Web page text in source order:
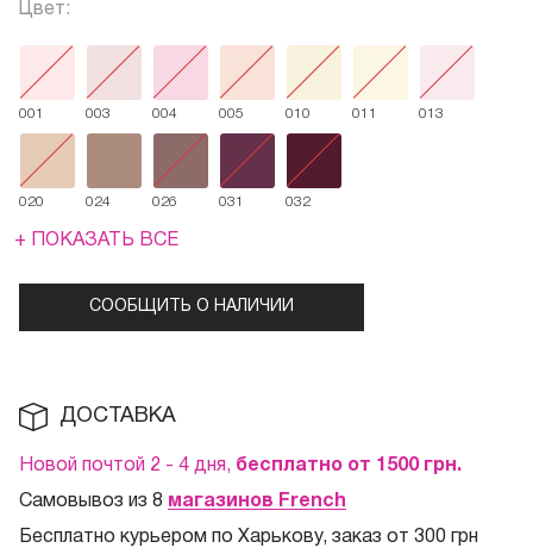
Цвет:
001 003 004 005 010 011 013
020 024 026 031 032
+ ПОКАЗАТЬ ВСЕ
СООБЩИТЬ О НАЛИЧИИ
ДОСТАВКА
Новой почтой 2 - 4 дня, бесплатно от 1500 грн.
Самовывоз из 8 магазинов French
Бесплатно курьером по Харькову, заказ от 300 грн